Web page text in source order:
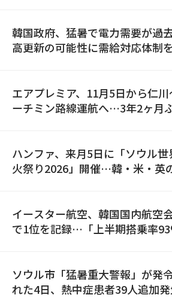
韓国政府、猛暑で電力需要が過
高更新の可能性に需給対応体制
エアプレミア、11月5日から仁川
ーチミン路線運航へ…3年2ヶ月
ハンファ、来月5日に「ソウル世
火祭り2026」開催…韓・米・英
イースター航空、韓国国内航空
で1位を記録…「上半期搭乗率
ソウル市「猛暑重大警報」が発
れた4日、熱中症患者39人追加